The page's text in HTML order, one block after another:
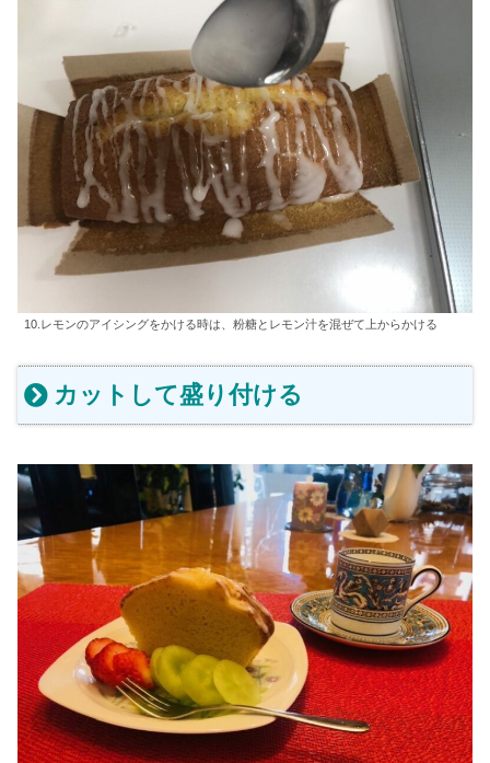
10.レモンのアイシングをかける時は、粉糖とレモン汁を混ぜて上からかける
カットして盛り付ける